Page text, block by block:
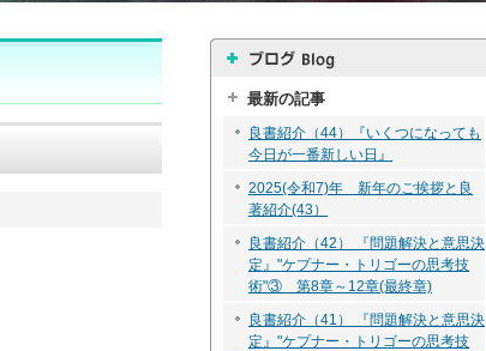
最新の記事
良書紹介（44）『いくつになっても
今日が一番新しい日』
2025(令和7)年 新年のご挨拶と良
著紹介(43）
良書紹介（42） 『問題解決と意思決
定』"ケプナー・トリゴーの思考技
術"③ 第8章～12章(最終章)
良書紹介（41） 『問題解決と意思決
定』"ケプナー・トリゴーの思考技